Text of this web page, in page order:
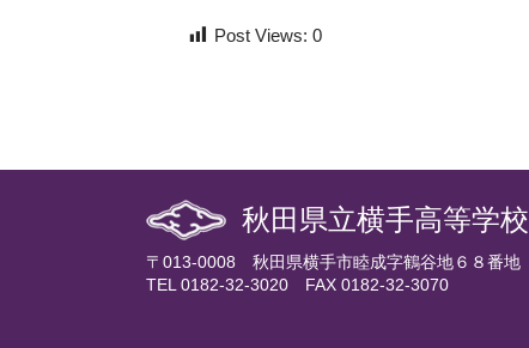
Post Views: 0
秋田県立横手高等学校
〒013-0008 秋田県横手市睦成字鶴谷地６８番地
TEL 0182-32-3020 FAX 0182-32-3070